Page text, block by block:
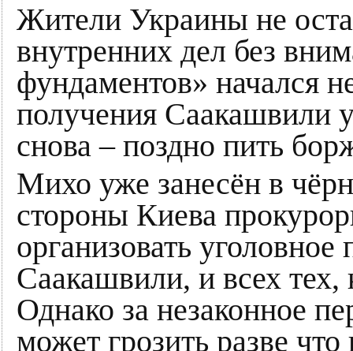
Жители Украины не
внутренних дел без
фундаментов» начался
получения Саакашвили
снова – поздно пить
Михо уже занесён в
стороны Киева
организовать
Саакашвили, и всех тех,
Однако за незаконное
может грозить разве